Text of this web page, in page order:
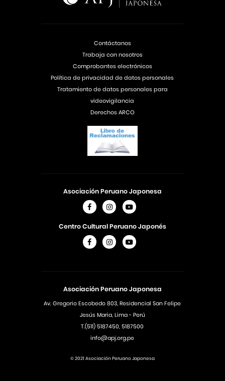
Asociación Peruano Japonesa
Av. Gregorio Escobedo 803, Residencial San Felipe
Jesús Maria, Lima - Perú
T.(511) 5187450, 5187500
info@apj.org.pe
Asociación Peruano Japonesa
Centro Cultural Peruano Japonés
Contáctanos
Trabaja con nosotros
Comprobantes electrónicos
Política de privacidad de datos personales
Tratamiento de datos personales para
videovigilancia
Derechos ARCO
© 2021 Asociación Peruano Japonesa